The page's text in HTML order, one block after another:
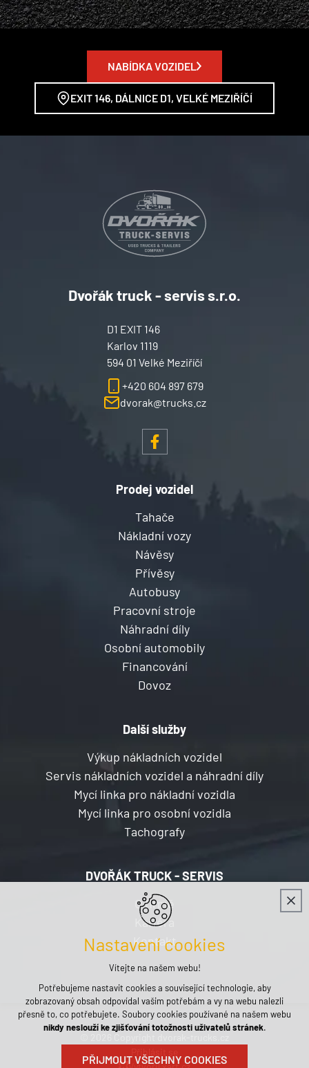
NABÍDKA VOZIDEL
EXIT 146, DÁLNICE D1, VELKÉ MEZIŘÍČÍ
Dvořák truck - servis s.r.o.
dvorak@trucks.cz
+420 604 897 679
D1 EXIT 146
Karlov 1119
594 01 Velké Meziříčí
Prodej vozidel
Tahače
Nákladní vozy
Návěsy
Přívěsy
Autobusy
Pracovní stroje
Náhradní díly
Osobní automobily
Financování
Dovoz
Další služby
Výkup nákladních vozidel
Servis nákladních vozidel a náhradní díly
Mycí linka pro nákladní vozidla
Mycí linka pro osobní vozidla
Tachografy
DVOŘÁK TRUCK - SERVIS
O firmě
Kariéra
Kontakt
Přihlásit se
Nastavení cookies
Vítejte na našem webu!
Potřebujeme nastavit cookies a související technologie, aby
zobrazovaný obsah odpovídal vašim potřebám a vy na webu nalezli
přesně to, co potřebujete. Soubory cookies používané na našem webu
nikdy neslouží ke zjišťování totožnosti uživatelů stránek.
PŘIJMOUT VŠECHNY COOKIES